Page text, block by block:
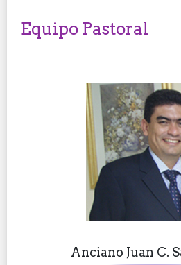
Equipo Pastoral
Anciano Juan C.